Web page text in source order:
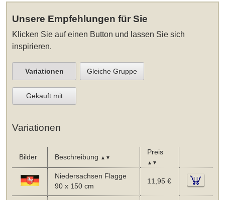
Unsere Empfehlungen für Sie
Klicken Sie auf einen Button und lassen Sie sich
inspirieren.
Variationen Gleiche Gruppe
Gekauft mit
Variationen
Bilder Beschreibung ▲▼
Preis
▲▼
Niedersachsen Flagge
90 x 150 cm
11,95 €